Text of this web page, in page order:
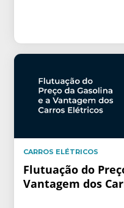
CARROS ELÉTRICOS
Flutuação do
Vantagem dos